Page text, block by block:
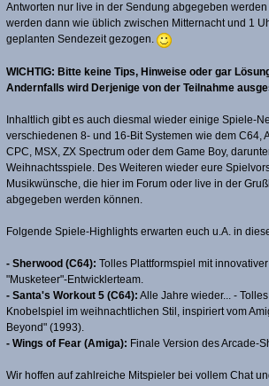
Antworten nur live in der Sendung abgegeben
werden dann wie üblich zwischen Mitternacht und 1
geplanten Sendezeit gezogen.
WICHTIG: Bitte keine Tips, Hinweise oder gar
Andernfalls wird Derjenige von der Teilnahme
Inhaltlich gibt es auch diesmal wieder einige Spiele-
verschiedenen 8- und 16-Bit Systemen wie dem C64,
CPC, MSX, ZX Spectrum oder dem Game Boy,
Weihnachtsspiele. Des Weiteren wieder eure
Musikwünsche, die hier im Forum oder live in der
abgegeben werden können.
Folgende Spiele-Highlights erwarten euch u.A. in
- Sherwood (C64): Tolles Plattformspiel mit
"Musketeer"-Entwicklerteam.
- Santa's Workout 5 (C64): Alle Jahre wieder... -
Knobelspiel im weihnachtlichen Stil, inspiriert vom
Beyond" (1993).
- Wings of Fear (Amiga): Finale Version des Arcade-
Wir hoffen auf zahlreiche Mitspieler bei vollem Chat